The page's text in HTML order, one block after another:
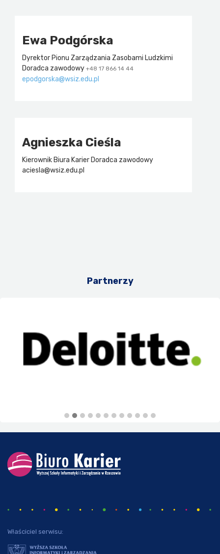
Ewa Podgórska
Dyrektor Pionu Zarządzania Zasobami Ludzkimi
Doradca zawodowy +48 17 866 14 44
epodgorska@wsiz.edu.pl
Agnieszka Cieśla
Kierownik Biura Karier Doradca zawodowy
aciesla@wsiz.edu.pl
Partnerzy
Właściciel serwisu: